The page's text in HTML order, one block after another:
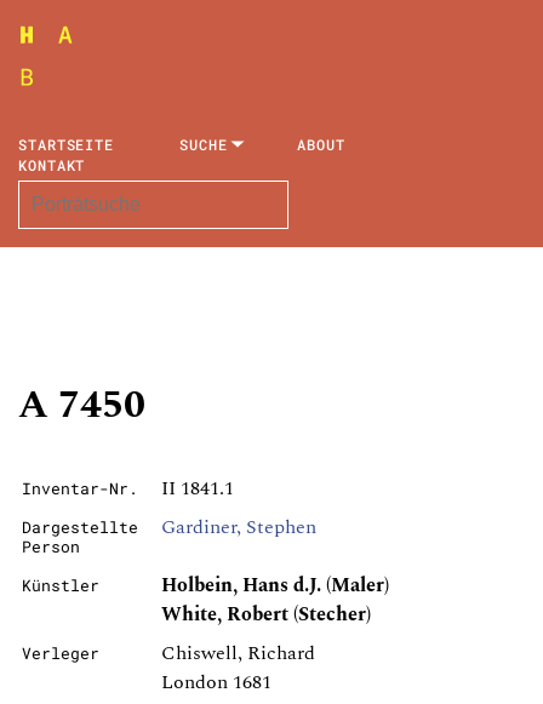
STARTSEITE SUCHE
ABOUT
KONTAKT
A 7450
Inventar-Nr. II 1841.1
Dargestellte
Person
Gardiner, Stephen
Künstler
Holbein, Hans d.J. (Maler)
White, Robert (Stecher)
Verleger
Chiswell, Richard
London 1681